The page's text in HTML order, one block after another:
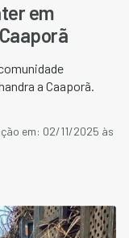
em
a Caaporã.
em: 02/11/2025 às